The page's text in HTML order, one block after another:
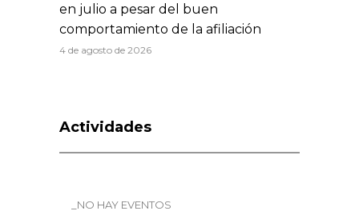
en julio a pesar del buen
comportamiento de la afiliación
4 de agosto de 2026
Actividades
_NO HAY EVENTOS